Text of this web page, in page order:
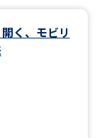
く、モビリ